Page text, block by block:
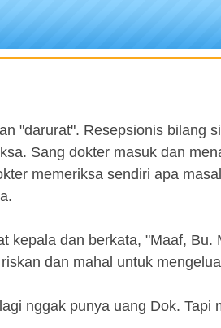
"darurat". Resepsionis bilang
Sang dokter masuk dan
memeriksa sendiri apa
kepala dan berkata, "Maaf, Bu.
dan mahal untuk
nggak punya uang Dok. Tapi